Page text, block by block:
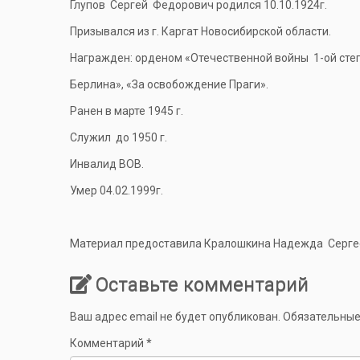
Глупов Сергей Федорович родился 10.10.1924г.
Призывался из г. Каргат Новосибирской области.
Награжден: орденом «Отечественной войны 1-ой
Берлина», «За освобождение Праги».
Ранен в марте 1945 г.
Служил до 1950 г.
Инвалид ВОВ.
Умер 04.02.1999г.
Материал предоставила Кралошкина Надежда
Оставьте комментарий
Ваш адрес email не будет опубликован.
Комментарий *